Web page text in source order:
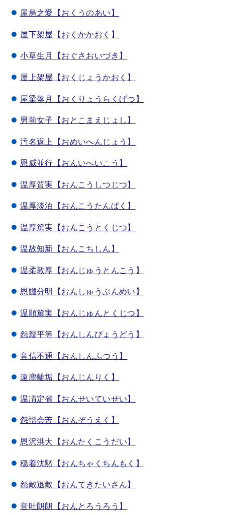
屋烏之愛【おくうのあい】
屋下架屋【おくかかおく】
小草生月【おぐさおいづき】
屋上架屋【おくじょうかおく】
屋梁落月【おくりょうらくげつ】
男前女子【おとこまえじょし】
汚名返上【おめいへんじょう】
恩威並行【おんいへいこう】
温厚質実【おんこうしつじつ】
温厚淡泊【おんこうたんぱく】
温厚篤実【おんこうとくじつ】
温故知新【おんこちしん】
温柔敦厚【おんじゅうとんこう】
恩讎分明【おんしゅうぶんめい】
温順篤実【おんじゅんとくじつ】
怨親平等【おんしんびょうどう】
音信不通【おんしんふつう】
遠塵離垢【おんじんりく】
温凊定省【おんせいていせい】
怨憎会苦【おんぞうえく】
恩沢洪大【おんたくこうだい】
穏着沈黙【おんちゃくちんもく】
怨敵退散【おんてきたいさん】
音吐朗朗【おんとろうろう】